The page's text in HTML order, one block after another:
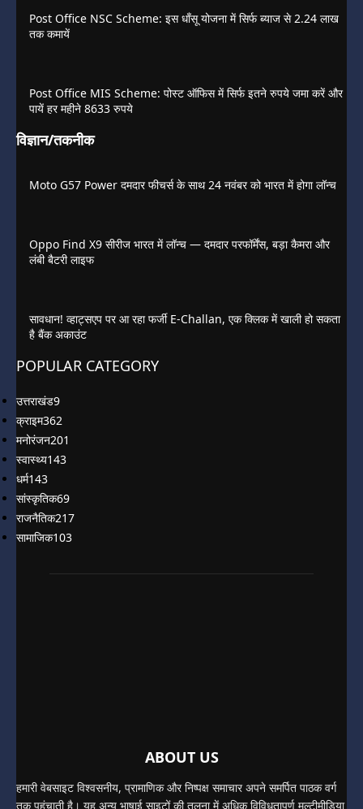
Post Office NSC Scheme: इस धाँसू योजना में सिर्फ ब्याज से 2.24 लाख
तक कमायें
Post Office MIS Scheme: पोस्ट ऑफिस में सिर्फ इतने रुपये जमा करें और
पायें हर महीने 8633 रुपये
विज्ञान/तकनीक
Moto G57 Power दमदार फीचर्स के साथ 24 नवंबर को भारत में होगा लॉन्च
Oppo Find X9 सीरीज भारत में लॉन्च — दमदार परफॉर्मेंस, बड़ा कैमरा और
लंबी बैटरी लाइफ
सावधान! व्हाट्सएप पर आ रहा फर्जी E-Challan, एक क्लिक में खाली हो सकता
है बैंक अकाउंट
POPULAR CATEGORY
उत्तराखंड9
क्राइम362
मनोरंजन201
स्वास्थ्य143
धर्म143
सांस्कृतिक69
राजनैतिक217
सामाजिक103
ABOUT US
हमारी वेबसाइट विश्वसनीय, प्रामाणिक और निष्पक्ष समाचार अपने समर्पित पाठक वर्ग
तक पहुंचाती है। यह अन्य भाषाई साइटों की तुलना में अधिक विविधतापूर्ण मल्टीमीडिया